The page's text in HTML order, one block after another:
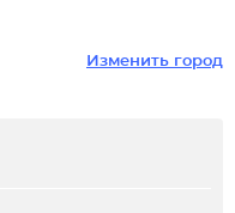
Изменить город